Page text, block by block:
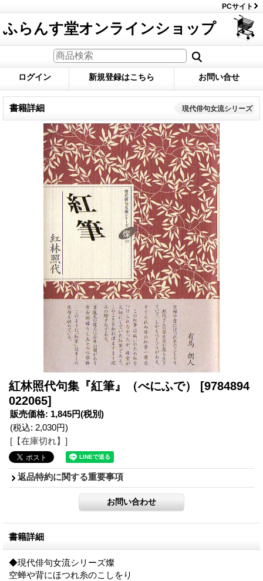
PCサイト
ふらんす堂オンラインショップ
ログイン 新規登録はこちら お問い合せ
書籍詳細 現代俳句女流シリーズ
紅林照代句集『紅筆』（べにふで）
[9784894
022065]
販売価格: 1,845円(税別)
(税込: 2,030円)
[【在庫切れ】]
返品特約に関する重要事項
書籍詳細
◆現代俳句女流シリーズ燦
空蝉や背にほつれ糸のこしをり